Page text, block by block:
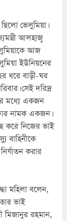
ভেলুমিয়া।
আলহাজ্ব
আজ
ইউনিয়নের
ধরে বাড়ী-ঘর
সেই দরিদ্র
মধ্যে একজন
নামক একজন।
করে নিজের ভাই
বাহিনীকে
করার
মহিলা বলেন,
ভাই
মিজানুর রহমান,